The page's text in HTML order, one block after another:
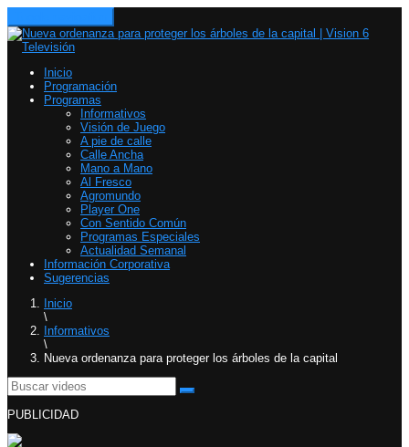
Inicio
Programación
Programas
Informativos
Visión de Juego
A pie de calle
Calle Ancha
Mano a Mano
Al Fresco
Agromundo
Player One
Con Sentido Común
Programas Especiales
Actualidad Semanal
Información Corporativa
Sugerencias
Inicio
\
Informativos
\
Nueva ordenanza para proteger los árboles de la capital
PUBLICIDAD